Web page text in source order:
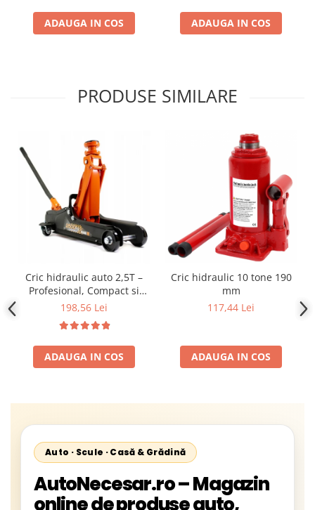
Control Politie
ADAUGA IN COS ADAUGA IN COS
PRODUSE SIMILARE
Cric hidraulic auto 2,5T –
Profesional, Compact si
Sigur pentru Garaj si
pentru service-uri auto 2
Cauciucuri Incluse
198,56 Lei
ADAUGA IN COS
Cric hidraulic 10 tone 190
mm
117,44 Lei
ADAUGA IN COS
Auto · Scule · Casă & Grădină
AutoNecesar.ro – Magazin
online de produse auto,